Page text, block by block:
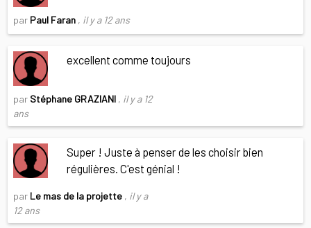
par Paul Faran , il y a 12 ans
excellent comme toujours
par Stéphane GRAZIANI , il y a 12
ans
Super ! Juste à penser de les choisir bien
régulières. C'est génial !
par Le mas de la projette , il y a
12 ans